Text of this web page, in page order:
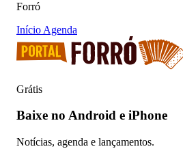
Forró
Início Agenda
Grátis
Baixe no Android e iPhone
Notícias, agenda e lançamentos.